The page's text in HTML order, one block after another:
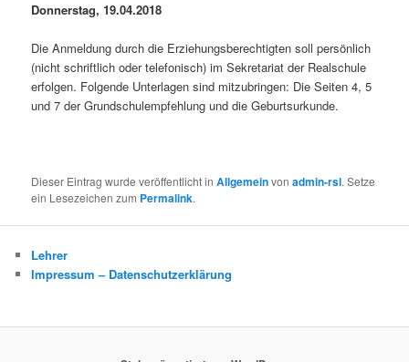
Donnerstag, 19.04.2018
Die Anmeldung durch die Erziehungsberechtigten soll persönlich
(nicht schriftlich oder telefonisch) im Sekretariat der Realschule
erfolgen. Folgende Unterlagen sind mitzubringen: Die Seiten 4, 5
und 7 der Grundschulempfehlung und die Geburtsurkunde.
Dieser Eintrag wurde veröffentlicht inAllgemeinvonadmin-rsl. Setze
ein Lesezeichen zum Permalink.
Lehrer
Impressum – Datenschutzerklärung